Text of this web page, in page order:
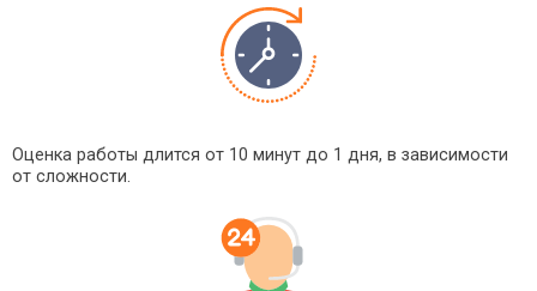
Оценка работы длится от 10 минут до 1 дня, в зависимости
от сложности.